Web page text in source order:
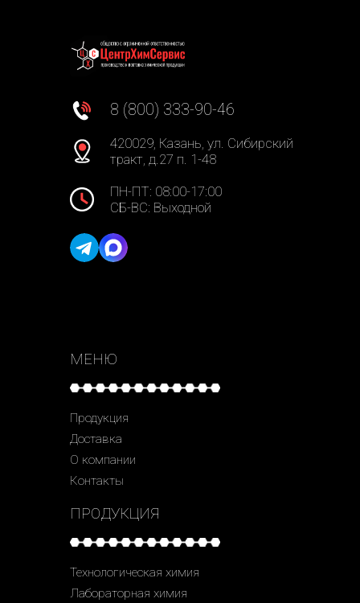
8 (800) 333-90-46
420029, Казань, ул. Сибирский
тракт, д.27 п. 1-48
ПН-ПТ: 08:00-17:00
СБ-ВС: Выходной
МЕНЮ
Продукция
Доставка
О компании
Контакты
ПРОДУКЦИЯ
Технологическая химия
Лабораторная химия